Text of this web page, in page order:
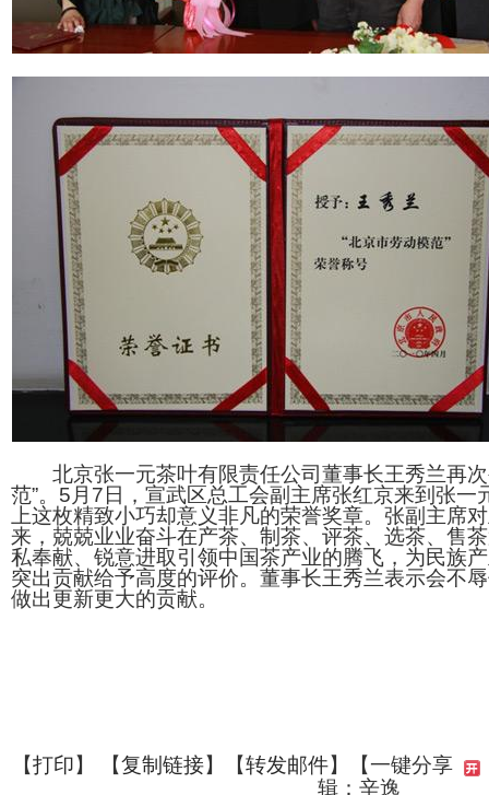
北京张一元茶叶有限责任公司董事长王秀兰再次
范”。5月7日，宣武区总工会副主席张红京来到张一
上这枚精致小巧却意义非凡的荣誉奖章。张副主席
来，兢兢业业奋斗在产茶、制茶、评茶、选茶、售
私奉献、锐意进取引领中国茶产业的腾飞，为民族
突出贡献给予高度的评价。董事长王秀兰表示会不
做出更新更大的贡献。
【打印】 【复制链接】【转发邮件】【一键分享
辑：辛逸